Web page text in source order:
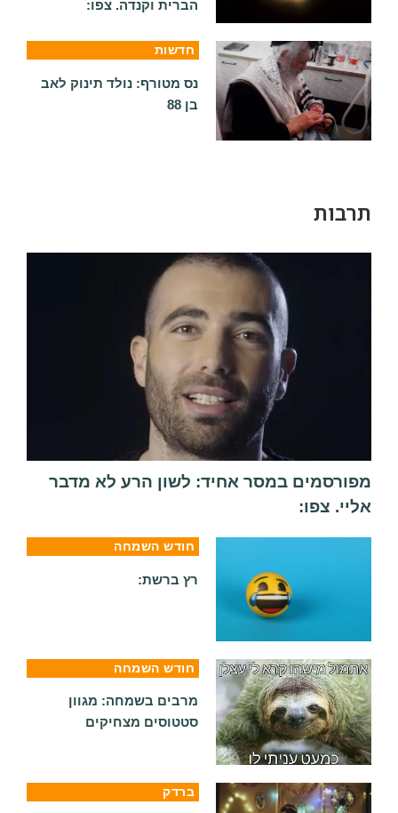
הברית וקנדה. צפו:
חדשות
נס מטורף: נולד תינוק לאב
בן 88
תרבות
מפורסמים במסר אחיד: לשון הרע לא מדבר
אליי. צפו:
חודש השמחה
רץ ברשת:
חודש השמחה
מרבים בשמחה: מגוון
סטטוסים מצחיקים
ברדק